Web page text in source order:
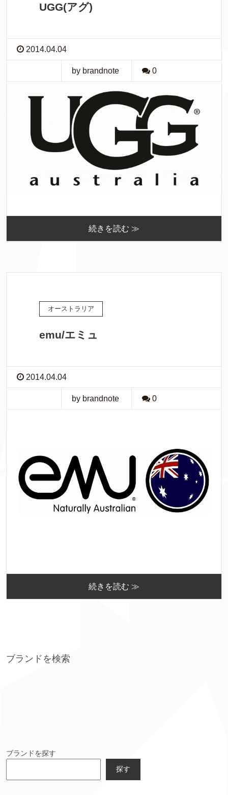
UGG(アグ)
2014.04.04
by brandnote 0
続きを読む ≫
オーストラリア
emu/エミュ
2014.04.04
by brandnote 0
続きを読む ≫
ブランドを検索
ブランドを探す
探す